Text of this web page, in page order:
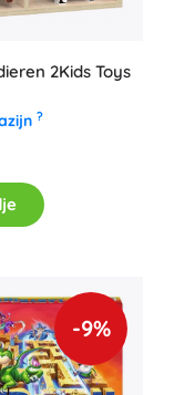
2Kids Toys
?
-9%